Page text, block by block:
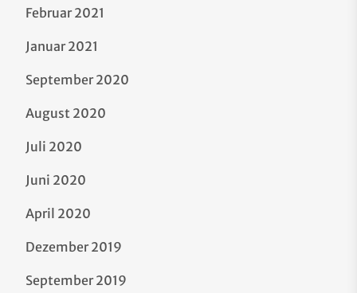
Februar 2021
Januar 2021
September 2020
August 2020
Juli 2020
Juni 2020
April 2020
Dezember 2019
September 2019